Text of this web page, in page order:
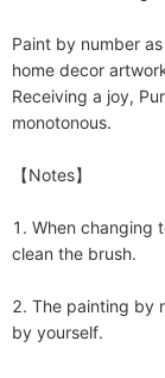
Paint by number
home decor
Receiving a joy,
monotonous.
【Notes】
1. When changing
clean the brush.
2. The painting by
by yourself.